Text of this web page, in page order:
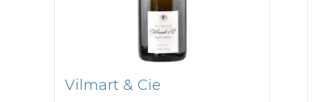
Vilmart & Cie